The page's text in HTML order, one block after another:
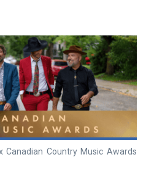
Canadian Country Music Awards